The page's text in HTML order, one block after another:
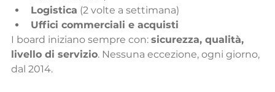
Logistica (2 volte a settimana)
Uffici commerciali e acquisti
I board iniziano sempre con: sicurezza, qualità,
livello di servizio. Nessuna eccezione, ogni giorno,
dal 2014.